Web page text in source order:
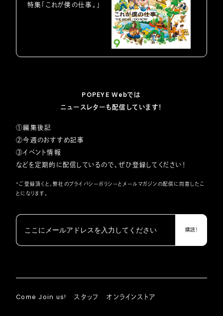
特集「これが僕の仕事。」
POPEYE Webでは
ニュースレターも配信しています！
①編集後記
②今週のおすすめ記事
③イベント情報
などを定期的に配信しているので、ぜひ登録してください！
*ご登録頂くと、弊社のプライバシーポリシーとメールマガジンの配信に同意したこ
とになります。
Come Join us! スタッフ オンラインストア